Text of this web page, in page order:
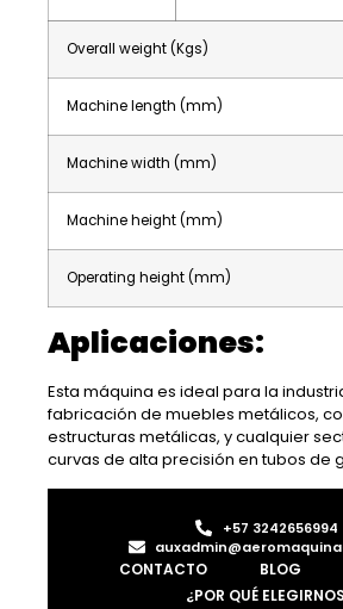
Overall weight (Kgs)
Machine length (mm)
Machine width (mm)
Machine height (mm)
Operating height (mm)
Aplicaciones:
Esta máquina es ideal para la
fabricación de muebles metálicos,
estructuras metálicas, y cualquier
curvas de alta precisión en tubos de